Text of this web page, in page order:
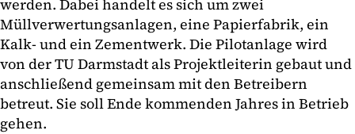
werden. Dabei handelt es sich um zwei
Müllverwertungsanlagen, eine Papierfabrik, ein
Kalk- und ein Zementwerk. Die Pilotanlage wird
von der TU Darmstadt als Projektleiterin gebaut und
anschließend gemeinsam mit den Betreibern
betreut. Sie soll Ende kommenden Jahres in Betrieb
gehen.